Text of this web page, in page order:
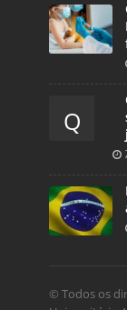
Q
© Todos os